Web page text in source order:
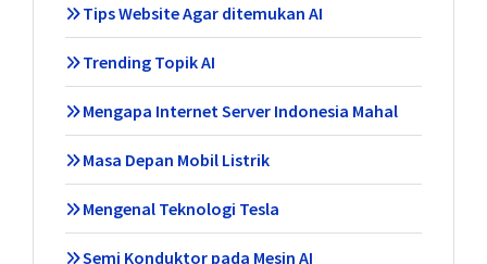
Tips Website Agar ditemukan AI
Trending Topik AI
Mengapa Internet Server Indonesia Mahal
Masa Depan Mobil Listrik
Mengenal Teknologi Tesla
Semi Konduktor pada Mesin AI